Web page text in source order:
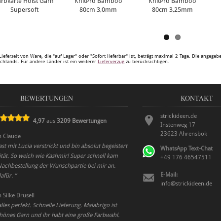
Supersoft
80cm 3,0mm
80cm 3,25mm
von Ware, die "auf Lager" oder "Sofort lieferbar" ist, beträgt maximal 2 Tage. Die
Für andere Länder ist ein weiterer Lieferverzug zu berücksichtigen.
BEWERTUNGEN
4,97 aus3209 Bewertungen
Claude
mit Lucia verstrickt und bin absolut begeistert
So weich wie Kashmir! Super schnell kam
der Wunschpartie bei mir an.
”
Silke Drusell
perfekt. Schnelle Lieferung. Malabrigo ist
Garn und ihr habt eine große Farbwahl.
KONTAKT
strickideen.de
Instenweg 17
23623 Ahrensbök
WhatsApp Text-Chat
+49 176 46547511
E-Mail:
info@strickideen.de